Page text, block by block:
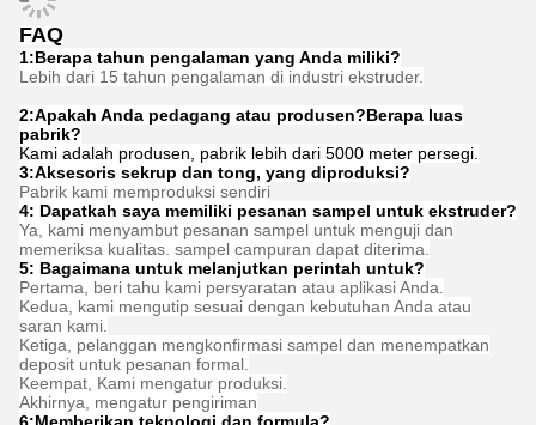
FAQ
1:Berapa tahun pengalaman yang Anda miliki?
Lebih dari 15 tahun pengalaman di industri ekstruder.
2:Apakah Anda pedagang atau produsen?Berapa luas
pabrik?
Kami adalah produsen, pabrik lebih dari 5000 meter persegi.
3:Aksesoris sekrup dan tong, yang diproduksi?
Pabrik kami memproduksi sendiri
4: Dapatkah saya memiliki pesanan sampel untuk ekstruder?
Ya, kami menyambut pesanan sampel untuk menguji dan
memeriksa kualitas. sampel campuran dapat diterima.
5: Bagaimana untuk melanjutkan perintah untuk?
Pertama, beri tahu kami persyaratan atau aplikasi Anda.
Kedua, kami mengutip sesuai dengan kebutuhan Anda atau
saran kami.
Ketiga, pelanggan mengkonfirmasi sampel dan menempatkan
deposit untuk pesanan formal.
Keempat, Kami mengatur produksi.
Akhirnya, mengatur pengiriman